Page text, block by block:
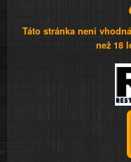
Táto stránka není
než 18